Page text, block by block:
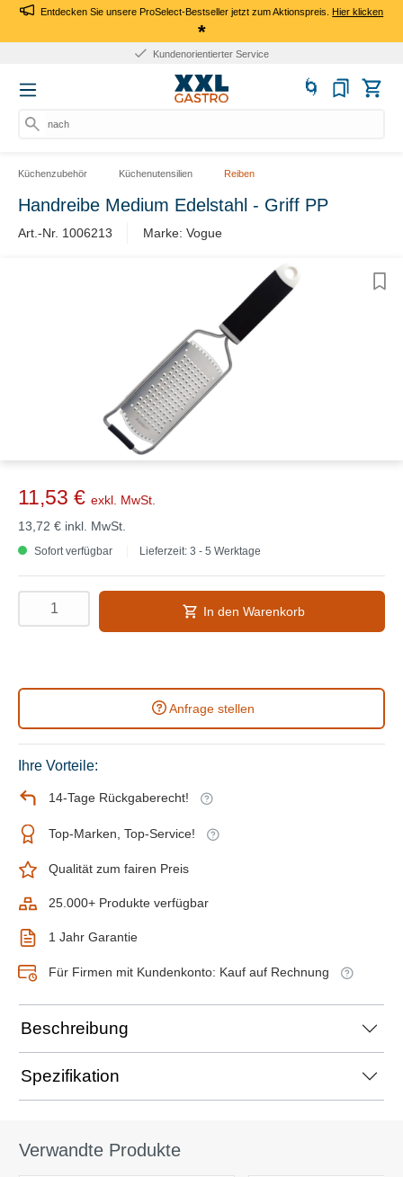
Entdecken Sie unsere ProSelect-Bestseller jetzt zum Aktionspreis.Hier klicken
*
Kundenorientierter Service
nach Pro
Küchenzubehör Küchenutensilien Reiben
Handreibe Medium Edelstahl - Griff PP
Art.-Nr. 1006213 Marke: Vogue
11,53 € exkl. MwSt.
13,72 € inkl. MwSt.
Sofort verfügbar Lieferzeit: 3 - 5 Werktage
In den Warenkorb
Anfrage stellen
Ihre Vorteile:
14-Tage Rückgaberecht!
Top-Marken, Top-Service!
Qualität zum fairen Preis
25.000+ Produkte verfügbar
1 Jahr Garantie
Für Firmen mit Kundenkonto: Kauf auf Rechnung
Beschreibung
Spezifikation
Verwandte Produkte